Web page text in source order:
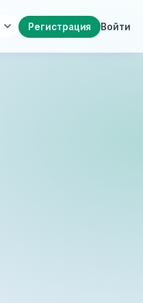
Регистрация Войти